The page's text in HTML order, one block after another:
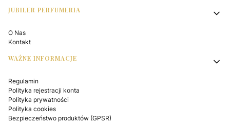
Linki w stopce
JUBILER PERFUMERIA
O Nas
Kontakt
WAŻNE INFORMACJE
Regulamin
Polityka rejestracji konta
Polityka prywatności
Polityka cookies
Bezpieczeństwo produktów (GPSR)